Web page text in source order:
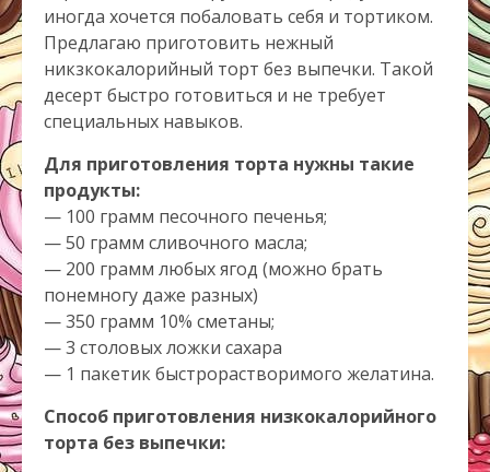
иногда хочется побаловать себя и тортиком.
Предлагаю приготовить нежный
никзкокалорийный торт без выпечки. Такой
десерт быстро готовиться и не требует
специальных навыков.
Для приготовления торта нужны такие
продукты:
— 100 грамм песочного печенья;
— 50 грамм сливочного масла;
— 200 грамм любых ягод (можно брать
понемногу даже разных)
— 350 грамм 10% сметаны;
— 3 столовых ложки сахара
— 1 пакетик быстрорастворимого желатина.
Способ приготовления низкокалорийного
торта без выпечки: